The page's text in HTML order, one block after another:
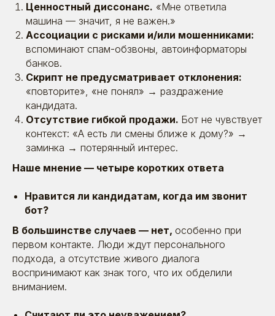
Ценностный диссонанс. «Мне ответила
машина — значит, я не важен.»
Ассоциации с рисками и/или мошенниками:
вспоминают спам-обзвоны, автоинформаторы
банков.
Скрипт не предусматривает отклонения:
«повторите», «не понял» → раздражение
кандидата.
Отсутствие гибкой продажи. Бот не чувствует
контекст: «А есть ли смены ближе к дому?» →
заминка → потерянный интерес.
Наше мнение — четыре коротких ответа
Нравится ли кандидатам, когда им звонит
бот?
В большинстве случаев — нет, особенно при
первом контакте. Люди ждут персонального
подхода, а отсутствие живого диалога
воспринимают как знак того, что их обделили
вниманием.